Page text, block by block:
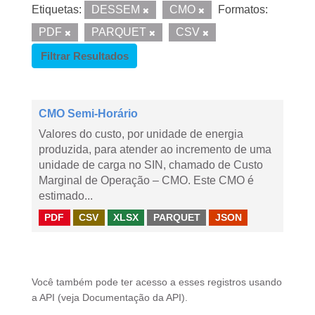
Etiquetas: DESSEM CMO
Formatos:
PDF
PARQUET
CSV
Filtrar Resultados
CMO Semi-Horário
Valores do custo, por unidade de energia
produzida, para atender ao incremento de uma
unidade de carga no SIN, chamado de Custo
Marginal de Operação – CMO. Este CMO é
estimado...
PDF CSV XLSX PARQUET JSON
Você também pode ter acesso a esses registros usando
a API (veja Documentação da API ).